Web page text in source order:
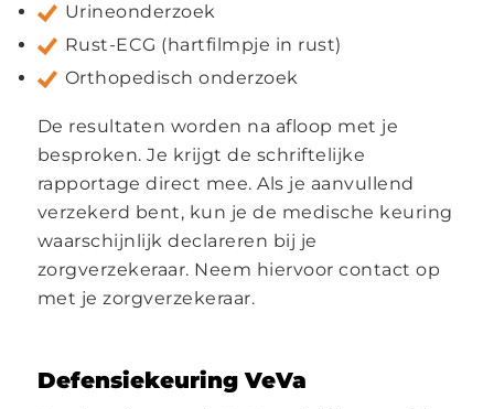
Urineonderzoek
Rust-ECG (hartfilmpje in rust)
Orthopedisch onderzoek
De resultaten worden na afloop met je
besproken. Je krijgt de schriftelijke
rapportage direct mee. Als je aanvullend
verzekerd bent, kun je de medische keuring
waarschijnlijk declareren bij je
zorgverzekeraar. Neem hiervoor contact op
met je zorgverzekeraar.
DefensiekeuringVeVa